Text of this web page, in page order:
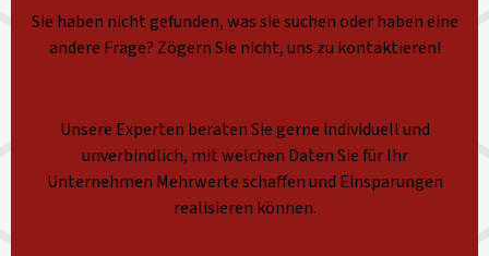
Sie haben nicht gefunden, was sie suchen oder haben eine
andere Frage? Zögern Sie nicht, uns zu kontaktieren!
Unsere Experten beraten Sie gerne individuell und
unverbindlich, mit welchen Daten Sie für Ihr
Unternehmen Mehrwerte schaffen und Einsparungen
realisieren können.